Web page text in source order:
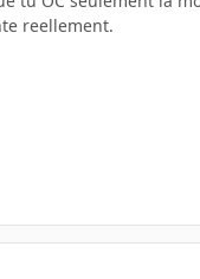
reellement.